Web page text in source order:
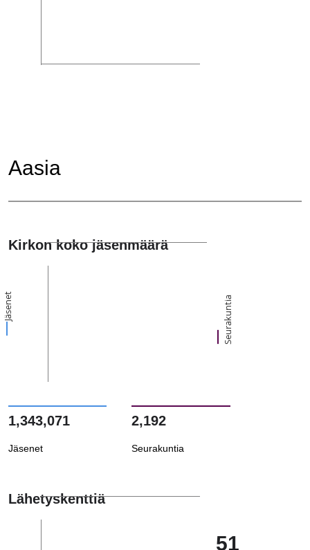
Aasia
Kirkon koko jäsenmäärä
Jäsenet Seurakuntia
1,343,071
Jäsenet
2,192
Seurakuntia
Lähetyskenttiä
51